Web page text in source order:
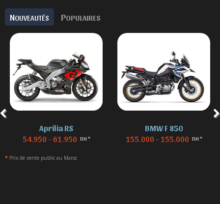
NOUVEAUTÉS POPULAIRES
Aprilia RS
54.950 - 61.950 DH *
BMW F 850
155.000 - 155.000 DH *
* Prix de vente public au Maroc